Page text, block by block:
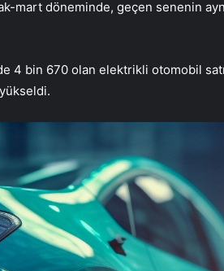
mart döneminde, geçen senenin
4 bin 670 olan elektrikli otomobil